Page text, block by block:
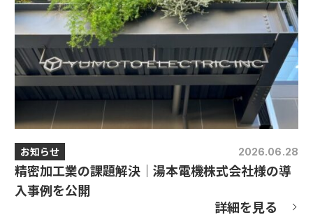
お知らせ 2026.06.28
精密加工業の課題解決｜湯本電機株式会社様の導
入事例を公開
詳細を見る